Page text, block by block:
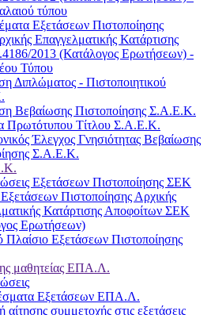
τύπου
Εξετάσεων Πιστοποίησης
Επαγγελματικής Κατάρτισης
2013 (Κατάλογος Ερωτήσεων) -
Τύπου
Διπλώματος - Πιστοποιητικού
Βεβαίωσης Πιστοποίησης Σ.Α.Ε.Κ.
Πρωτότυπου Τίτλου Σ.Α.Ε.Κ.
Έλεγχος Γνησιότητας Βεβαίωσης
Σ.Α.Ε.Κ.
Εξετάσεων Πιστοποίησης ΣΕΚ
Πιστοποίησης Αρχικής
Κατάρτισης Αποφοίτων ΣΕΚ
Ερωτήσεων)
Πλαίσιο Εξετάσεων Πιστοποίησης
μαθητείας ΕΠΑ.Λ.
Εξετάσεων ΕΠΑ.Λ.
συμμετοχής στις εξετάσεις